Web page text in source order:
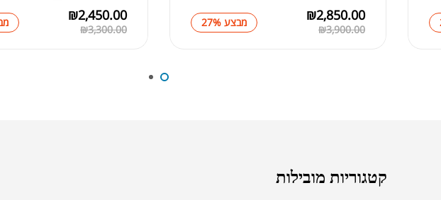
₪3,900.00
₪2,850.00 מבצע 27%
₪3,300.00
₪2,450.00
קטגוריות מובילות